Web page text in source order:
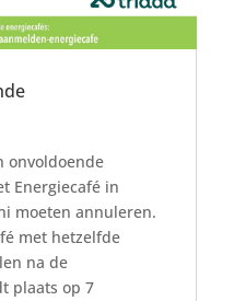
onvoldoende
Energiecafé in
moeten annuleren.
met hetzelfde
na de
plaats op 7